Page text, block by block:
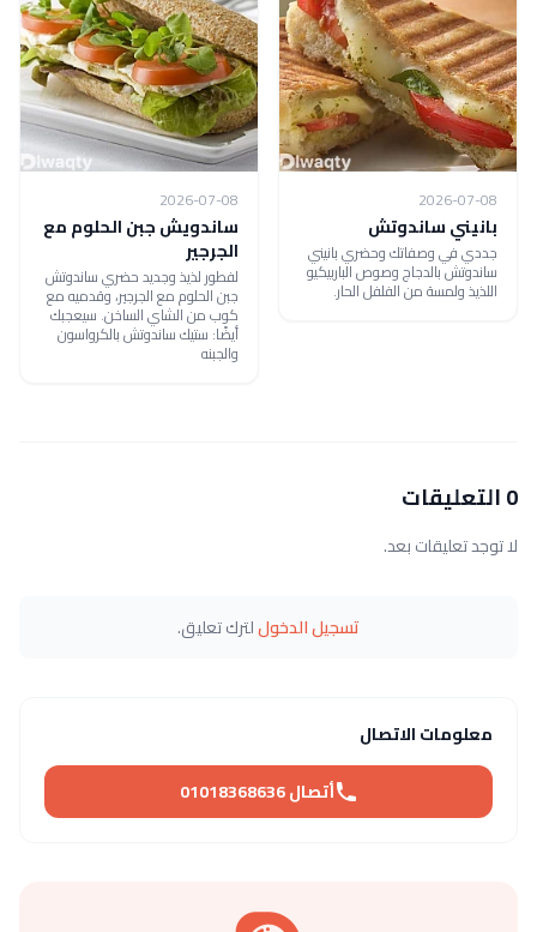
2026-07-08
بانيني ساندوتش
جددي في وصفاتك وحضري بانيني
ساندوتش بالدجاج وصوص الباربيكيو
اللذيذ ولمسة من الفلفل الحار.
2026-07-08
ساندويش جبن الحلوم مع
الجرجير
لفطور لذيذ وجديد حضري ساندوتش
جبن الحلوم مع الجرجير، وقدميه مع
كوب من الشاي الساخن. سيعجبك
أيضًا: ستيك ساندوتش بالكرواسون
والجبنه
0 التعليقات
لا توجد تعليقات بعد.
تسجيل الدخوللترك تعليق.
معلومات الاتصال
أتصال 01018368636